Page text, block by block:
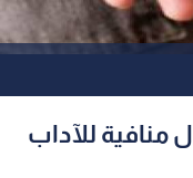
للآداب